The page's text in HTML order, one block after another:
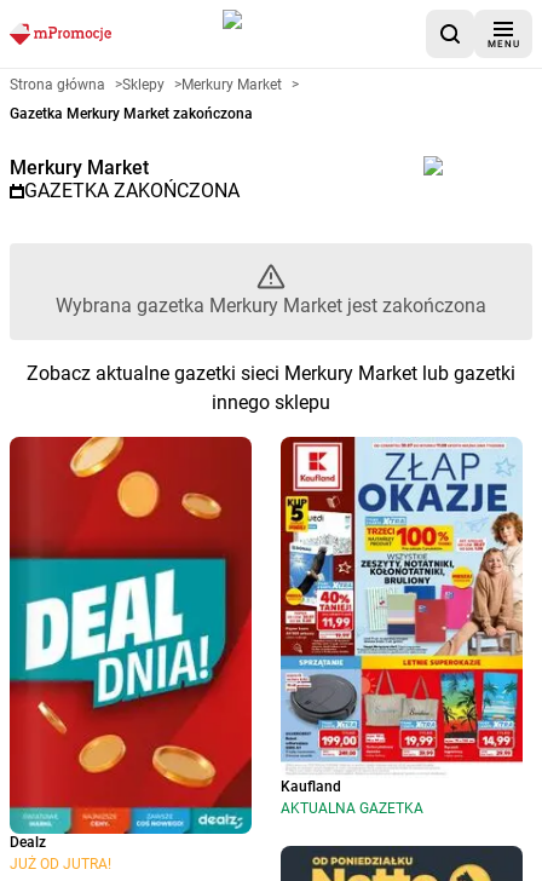
MENU
Gazetka promocyjna Merkury
Strona główna >Sklepy >Merkury Market >
Gazetka Merkury Market zakończona
Merkury Market
GAZETKA ZAKOŃCZONA
Wybrana gazetka Merkury Market jest zakończona
Zobacz aktualne gazetki sieci Merkury Market lub gazetki
innego sklepu
Dealz
JUŻ OD JUTRA!
Kaufland
AKTUALNA GAZETKA